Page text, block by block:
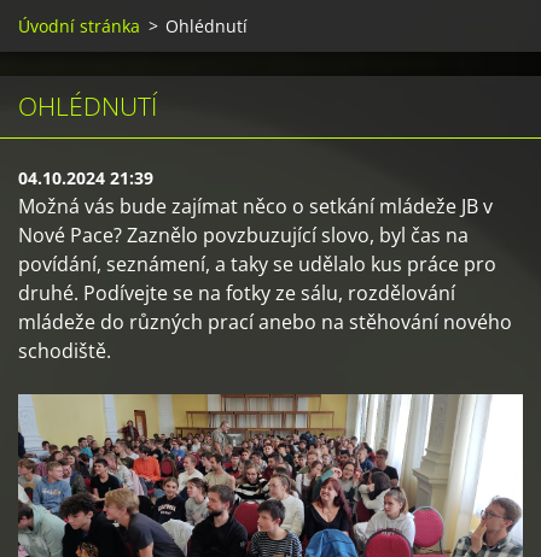
Úvodní stránka > Ohlédnutí
OHLÉDNUTÍ
04.10.2024 21:39
Možná vás bude zajímat něco o setkání mládeže JB v
Nové Pace? Zaznělo povzbuzující slovo, byl čas na
povídání, seznámení, a taky se udělalo kus práce pro
druhé. Podívejte se na fotky ze sálu, rozdělování
mládeže do různých prací anebo na stěhování nového
schodiště.